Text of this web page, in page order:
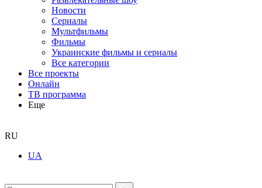
Новости
Сериалы
Мультфильмы
Фильмы
Украинские фильмы и сериалы
Все категории
Все проекты
Онлайн
ТВ программа
Еще
RU
UA